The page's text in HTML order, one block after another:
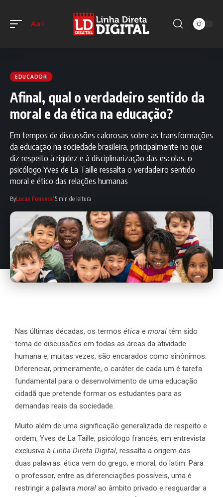
Aa
EDUCADOR
Afinal, qual o verdadeiro sentido da
moral e da ética na educação?
Em tempos de discussões calorosas sobre as transformações
da educação na sociedade brasileira, principalmente no que
diz respeito à rigidez e à disciplinarização das escolas, o
psicólogo Yves de La Taille ressalta o verdadeiro sentido
moral e ético das relações humanas
ByLucas Fonseca15 min de leitura
Nas últimas décadas, os termos ética e moral têm sido
tema de discussões em todas as áreas da atividade
humana e, muitas vezes, são encarados como sinônimos.
Diferenciar, primeiramente, o caráter de cada um é tarefa
fundamental para o desenvolvimento de uma educação
cidadã que pretende formar os estudantes para as
demandas reais da sociedade.
Muito além de uma significação generalizada de respeito e
ordem, Yves de La Taille, psicólogo francês, em entrevista
exclusiva à Linha Direta Digital, ressalta a origem das
duas palavras: ética vem do grego, e moral, do latim. Para
o professor, entre as diferenciações possíveis, uma é
restringir a palavra moral ao âmbito privado e resguardar a